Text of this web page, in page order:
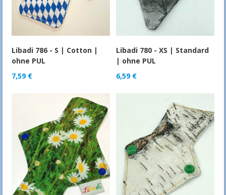
Libadi 786 - S | Cotton |
ohne PUL
7,59 €
Libadi 780 - XS | Standard
| ohne PUL
6,59 €